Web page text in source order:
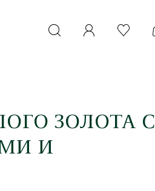
ЗОЛОТА С
И